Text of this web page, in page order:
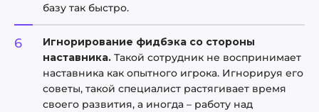
базу так быстро.
Игнорирование фидбэка со стороны
наставника. Такой сотрудник не воспринимает
наставника как опытного игрока. Игнорируя его
советы, такой специалист растягивает время
своего развития, а иногда – работу над